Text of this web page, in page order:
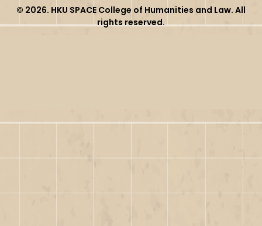
© 2026. HKU SPACE College of Humanities and Law. All
rights reserved.